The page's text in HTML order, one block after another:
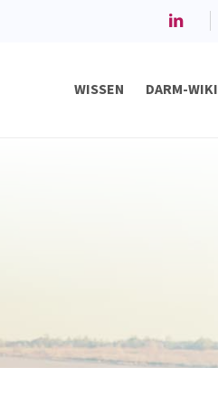
WISSEN DARM-WIKI